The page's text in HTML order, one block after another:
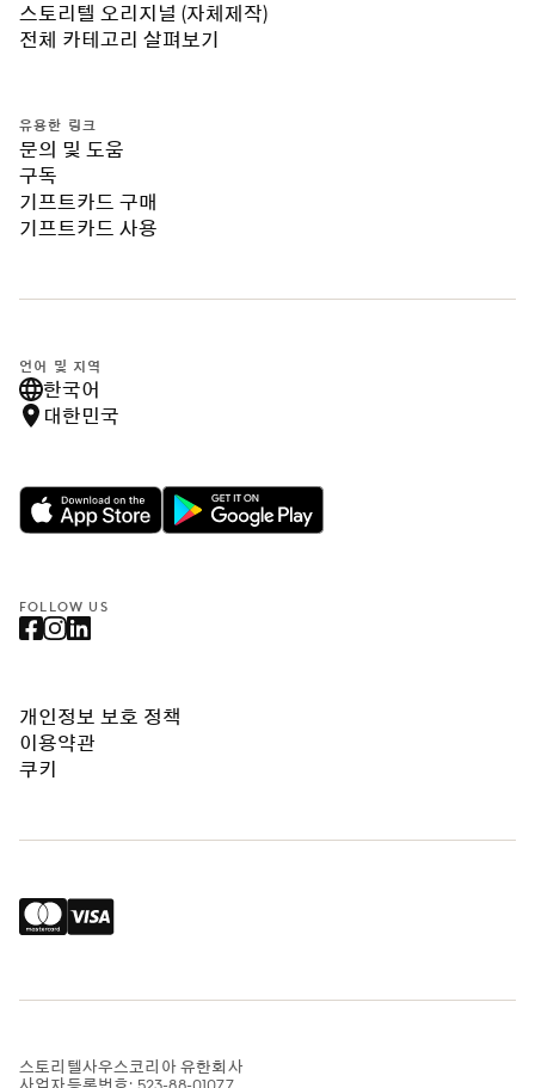
스토리텔 오리지널 (자체제작)
전체 카테고리 살펴보기
유용한 링크
문의 및 도움
구독
기프트카드 구매
기프트카드 사용
언어 및 지역
한국어
대한민국
FOLLOW US
개인정보 보호 정책
이용약관
쿠키
스토리텔사우스코리아 유한회사